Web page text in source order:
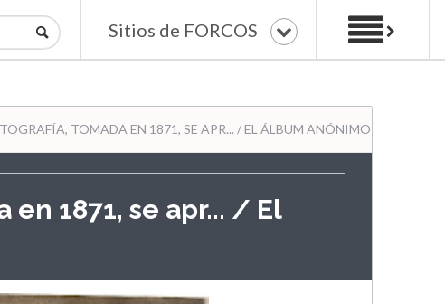
Sitios de FORCOS
TOMADA EN 1871, SE APR... / EL ÁLBUM ANÓNIMO DE SAN JOSÉ
1871, se apr... / El